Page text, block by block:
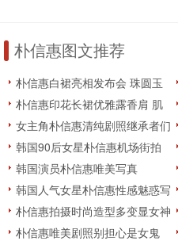
朴信惠图文推荐
朴信惠白裙亮相发布会 珠圆玉
润气色好
朴信惠印花长裙优雅露香肩 肌
肤嫩出水
女主角朴信惠清纯剧照继承者们
韩国90后女星朴信惠机场街拍
韩国演员朴信惠唯美写真
韩国人气女星朴信惠性感魅惑写
真
朴信惠拍摄时尚造型多变显女神
范
朴信惠唯美剧照别担心是女鬼